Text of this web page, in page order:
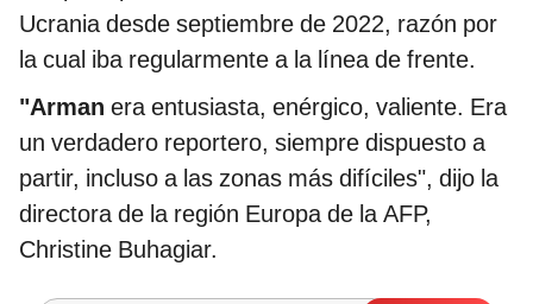
Ucrania desde septiembre de 2022, razón por
la cual iba regularmente a la línea de frente.
"Arman era entusiasta, enérgico, valiente. Era
un verdadero reportero, siempre dispuesto a
partir, incluso a las zonas más difíciles", dijo la
directora de la región Europa de la AFP,
Christine Buhagiar.